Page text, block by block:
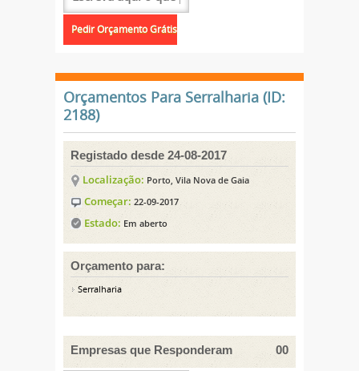
Orçamentos Para Serralharia (ID:
2188)
Registado desde 24-08-2017
Localização: Porto, Vila Nova de Gaia
Começar: 22-09-2017
Estado: Em aberto
Orçamento para:
Serralharia
Empresas que Responderam 00